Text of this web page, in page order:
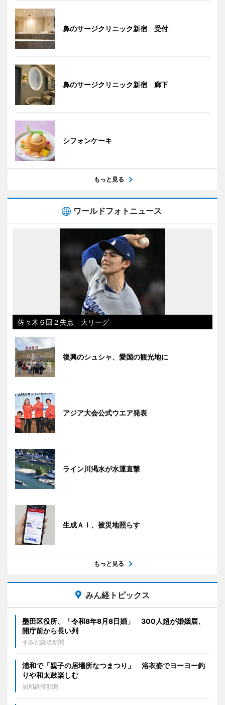
鼻のサージクリニック新宿 受付
鼻のサージクリニック新宿 廊下
シフォンケーキ
もっと見る
ワールドフォトニュース
佐々木６回２失点 大リーグ
復興のシュシャ、愛国の観光地に
アジア大会公式ウエア発表
ライン川渇水が水運直撃
生成ＡＩ、被災地照らす
もっと見る
みん経トピックス
墨田区役所、「令和8年8月8日婚」 300人超が婚姻届、
開庁前から長い列
すみだ経済新聞
浦和で「親子の居場所なつまつり」 浴衣姿でヨーヨー釣
りや和太鼓楽しむ
浦和経済新聞